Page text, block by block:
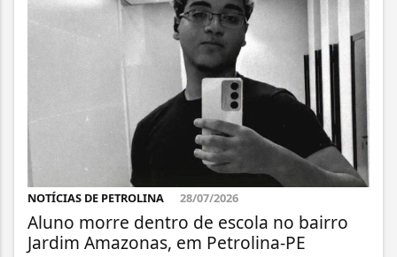
NOTÍCIAS DE PETROLINA 28/07/2026
Aluno morre dentro de escola no bairro
Jardim Amazonas, em Petrolina-PE